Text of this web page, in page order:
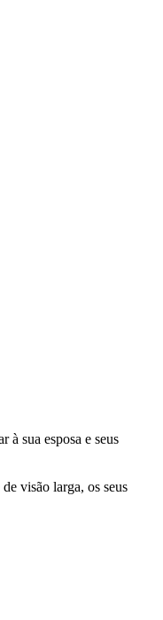
à sua esposa e seus
visão larga, os seus